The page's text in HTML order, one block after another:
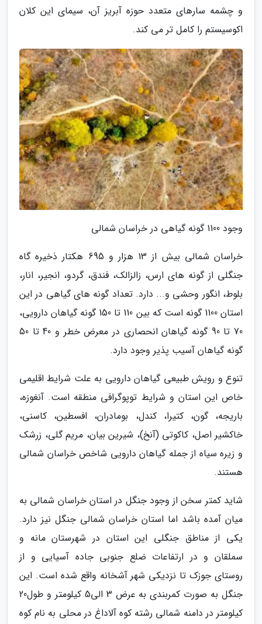
و چشمه سارهای متعدد حوزه آبریز آن، سیمای این کلان
اکوسیستم را کامل تر می کند.
وجود 1100 گونه گیاهی در خراسان شمالی
خراسان شمالی بیش از 13 هزار و 695 هکتار ذخیره گاه
جنگلی از گونه های ارس، زالزالک، فندق، گردو، انجیر، انار،
بلوط، انگور وحشی و... دارد. تعداد گونه های گیاهی در این
استان 1100 گونه است که بین 110 تا 150 گونه گیاهان دارویی،
70 تا 90 گونه گیاهان انحصاری در معرض خطر و 40 تا 50
گونه گیاهان آسیب پذیر وجود دارد.
تنوع و رویش طبیعی گیاهان دارویی به علت شرایط اقلیمی
خاص این استان و شرایط توپوگرافی منطقه است. آنغوزه،
باریجه، گون، کتیرا، کندل، بومادران، افسطین، کاسنی،
خاکشیر اصل، کاکوتی (آنخ)، شیرین بیان، مریم گلی، زرشک
و زیره سیاه از جمله گیاهان دارویی شاخص خراسان شمالی
هستند.
شاید کمتر سخن از وجود جنگل در استان خراسان شمالی به
میان آمده باشد اما استان خراسان شمالی جنگل نیز دارد.
یکی از مناطق جنگلی این استان در شهرستان مانه و
سملقان و در ارتفاعات ضلع جنوبی جاده آسیایی و از
روستای جوزک تا نزدیکی شهر آشخانه واقع شده است. این
جنگل به صورت کمربندی به عرض 3 الی5 کیلومتر و طول20
کیلومتر در دامنه شمالی رشته کوه آلاداغ در محلی به نام کوه